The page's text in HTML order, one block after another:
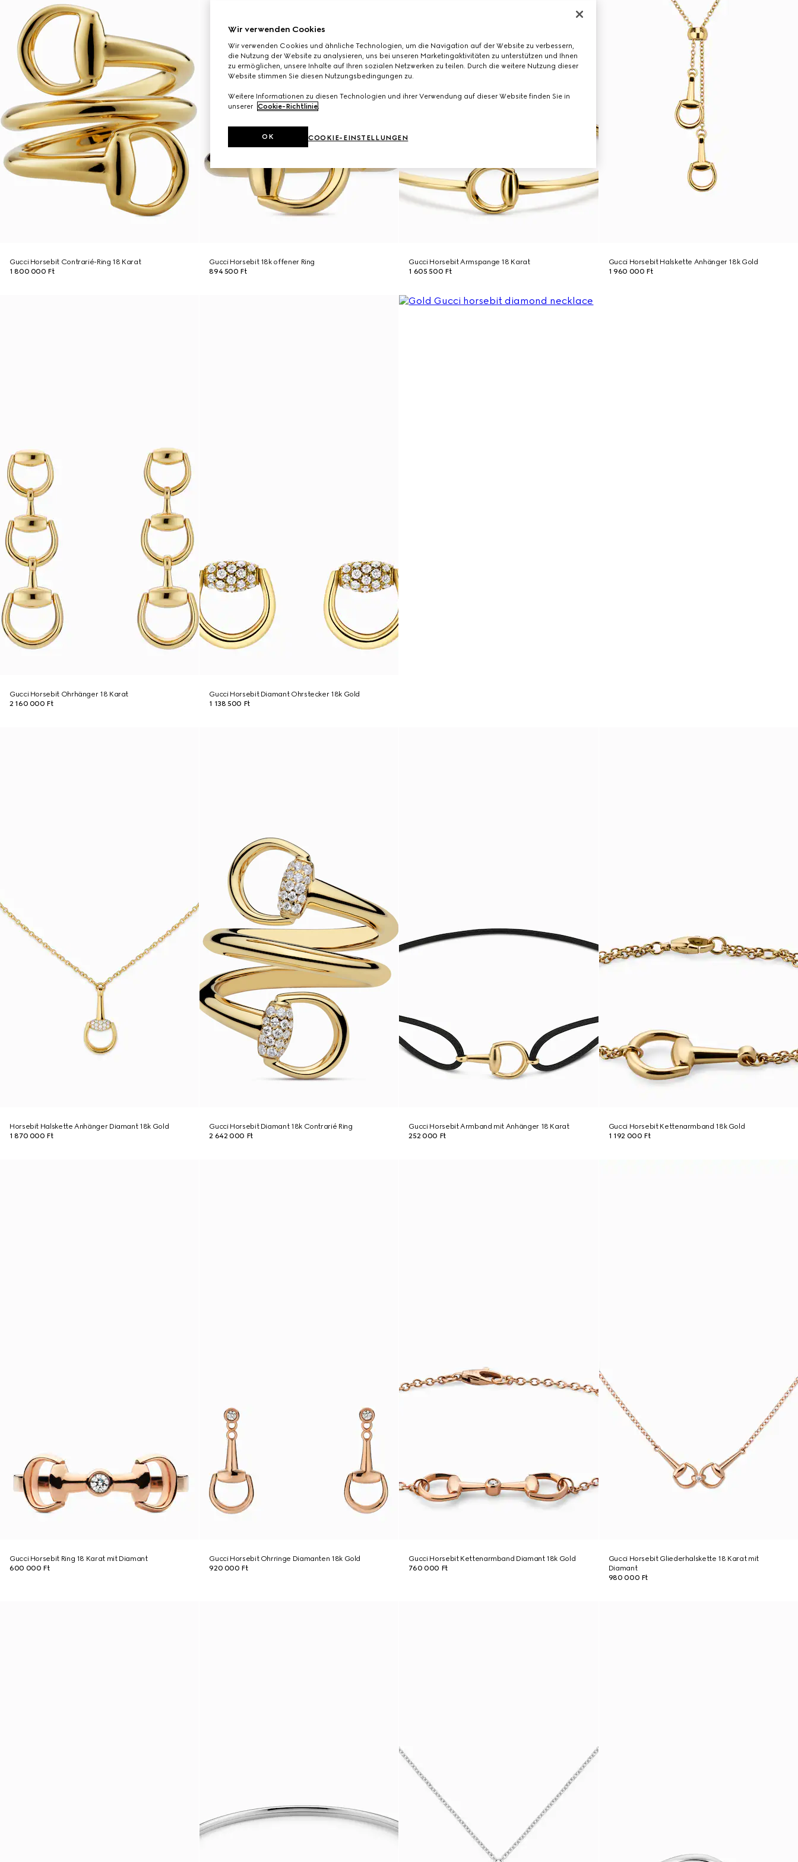
Gucci Horsebit Contrarié-Ring 18 Karat
1 800 000 Ft
Gucci Horsebit 18k offener Ring
894 500 Ft
Gucci Horsebit Armspange 18 Karat
1 605 500 Ft
Gucci Horsebit Halskette Anhänger 18k Gold
1 960 000 Ft
Gucci Horsebit Ohrhänger 18 Karat
2 160 000 Ft
Gucci Horsebit Diamant Ohrstecker 18k Gold
1 138 500 Ft
Horsebit Halskette Anhänger Diamant 18k Gold
1 870 000 Ft
Gucci Horsebit Diamant 18k Contrarié Ring
2 642 000 Ft
Gucci Horsebit Armband mit Anhänger 18 Karat
252 000 Ft
Gucci Horsebit Kettenarmband 18k Gold
1 192 000 Ft
Gucci Horsebit Ring 18 Karat mit Diamant
600 000 Ft
Gucci Horsebit Ohrringe Diamanten 18k Gold
920 000 Ft
Gucci Horsebit Kettenarmband Diamant 18k Gold
760 000 Ft
Gucci Horsebit Gliederhalskette 18 Karat mit
Diamant
980 000 Ft
Wir verwenden Cookies
Wir verwenden Cookies und ähnliche Technologien, um die Navigation auf der Website zu verbessern,
die Nutzung der Website zu analysieren, uns bei unseren Marketingaktivitäten zu unterstützen und Ihnen
zu ermöglichen, unsere Inhalte auf Ihren sozialen Netzwerken zu teilen. Durch die weitere Nutzung dieser
Website stimmen Sie diesen Nutzungsbedingungen zu.
Weitere Informationen zu diesen Technologien und ihrer Verwendung auf dieser Website finden Sie in
unserer Cookie-Richtlinie.
COOKIE-EINSTELLUNGEN
OK